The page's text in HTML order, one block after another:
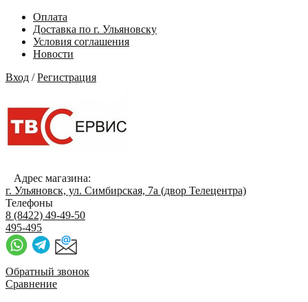
Оплата
Доставка по г. Ульяновску
Условия соглашения
Новости
Вход /Регистрация
Адрес магазина:
г. Ульяновск, ул. Симбирская, 7а (двор Телецентра)
Телефоны
8 (8422) 49-49-50
495-495
Обратный звонок
Сравнение